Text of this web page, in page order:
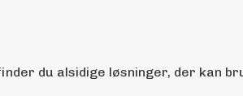
du alsidige løsninger, der kan